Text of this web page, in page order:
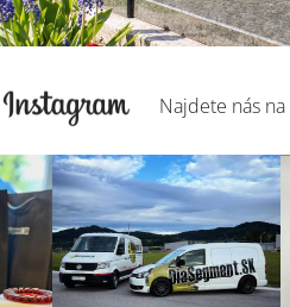
Najdete nás na